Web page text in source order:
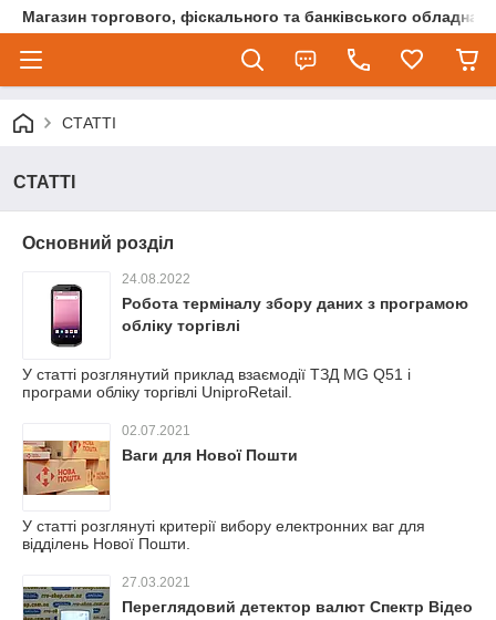
Магазин торгового, фіскального та банківського
СТАТТІ
СТАТТІ
Основний розділ
24.08.2022
Робота терміналу збору даних з програмою
обліку торгівлі
У статті розглянутий приклад взаємодії ТЗД MG Q51 і
програми обліку торгівлі UniproRetail.
02.07.2021
Ваги для Нової Пошти
У статті розглянуті критерії вибору електронних ваг для
відділень Нової Пошти.
27.03.2021
Переглядовий детектор валют Спектр Відео